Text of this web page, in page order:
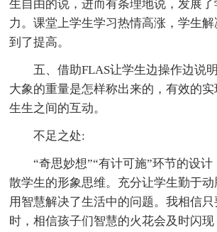
生自由的说，进而有条理地说，发展
力。课堂上学生学习热情高涨，学生
到了提高。
五、借助FLAS让学生边操作边说
大象的重量是怎样称出来的，有效的实
生生之间的互动。
不足之处:
“奇思妙想”“有计可施”环节的设
散学生的形象思维。充分让学生勤于动
用智慧解决了生活中的问题。我相信只
时，相信孩子们智慧的火花会及时闪